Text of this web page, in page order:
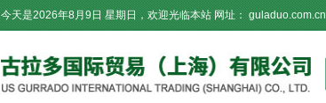
今天是2026年8月9日 星期日，欢迎光临本站 网址： guladuo.com.cn